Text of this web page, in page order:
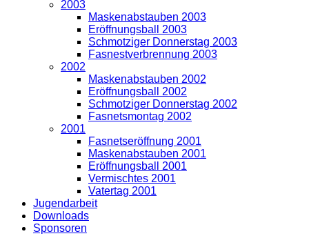
2003
Maskenabstauben 2003
Eröffnungsball 2003
Schmotziger Donnerstag 2003
Fasnestverbrennung 2003
2002
Maskenabstauben 2002
Eröffnungsball 2002
Schmotziger Donnerstag 2002
Fasnetsmontag 2002
2001
Fasnetseröffnung 2001
Maskenabstauben 2001
Eröffnungsball 2001
Vermischtes 2001
Vatertag 2001
Jugendarbeit
Downloads
Sponsoren